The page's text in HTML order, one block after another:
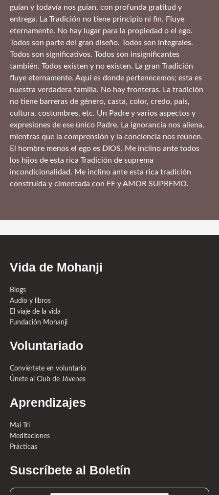
guían y todavía nos guían, con profunda gratitud y
entrega. La Tradición no tiene principio ni fin. Fluye
eternamente. No hay lugar para la propiedad o el ego.
Todos son parte del gran diseño. Todos son integrales.
Todos son significativos. Todos son insignificantes
también. Todos existen y no existen. La gran Tradición
fluye eternamente. Aquí es donde pertenecemos; esta es
nuestra verdadera familia. No hay fronteras. La tradición
no tiene barreras de género, casta, color, credo, país,
cultura, costumbres, etc. Un Padre y varios aspectos y
expresiones de ese único Padre. La ignorancia nos aliena,
mientras que la comprensión y la conciencia nos reúnen.
El hombre menos el ego es DIOS. Me inclino ante todos
los hijos de esta rica Tradición de suprema
incondicionalidad. Me inclino ante esta rica tradición
construida y cimentada con FE y AMOR SUPREMO.
Vida de Mohanji
Blogs
Audio y libros
El viaje de la vida
Fundación Mohanji
Voluntariado
Conviértete en voluntario
Únete al Club de Jóvenes
Aprendizajes
Mai Tri
Meditaciones
Prácticas
Suscríbete al Boletín